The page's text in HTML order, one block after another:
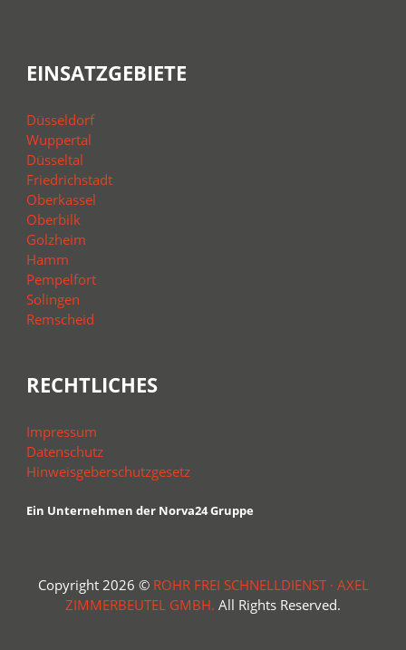
EINSATZGEBIETE
Düsseldorf
Wuppertal
Düsseltal
Friedrichstadt
Oberkassel
Oberbilk
Golzheim
Hamm
Pempelfort
Solingen
Remscheid
RECHTLICHES
Impressum
Datenschutz
Hinweisgeberschutzgesetz
Ein Unternehmen der Norva24 Gruppe
Copyright 2026 © ROHR FREI SCHNELLDIENST · AXEL
ZIMMERBEUTEL GMBH. All Rights Reserved.